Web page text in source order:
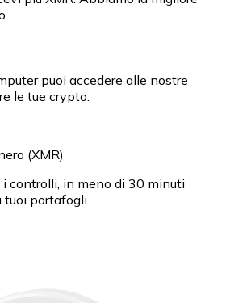
puoi accedere alle nostre
le tue crypto.
(XMR)
controlli, in meno di 30 minuti
portafogli.